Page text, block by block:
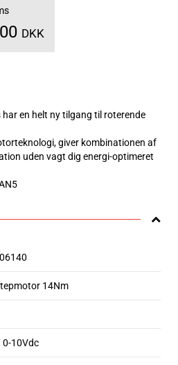
DKK
en helt ny tilgang til roterende
giver kombinationen af
uden vagt dig energi-optimeret
14Nm
0-10Vdc